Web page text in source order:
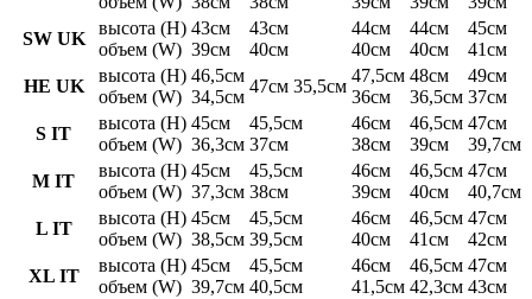
SW UK
высота (H)
объем (W)
43см
39см
43см
40см
44см
40см
44см
40см
45см
41см
HE UK
высота (H)
объем (W)
46,5см
34,5см
47см 35,5см
47,5см
36см
48см
36,5см
49см
37см
S IT
высота (H)
объем (W)
45см
36,3см
45,5см
37см
46см
38см
46,5см
39см
47см
39,7см
M IT
высота (H)
объем (W)
45см
37,3см
45,5см
38см
46см
39см
46,5см
40см
47см
40,7см
L IT
высота (H)
объем (W)
45см
38,5см
45,5см
39,5см
46см
40см
46,5см
41см
47см
42см
XL IT
высота (H)
объем (W)
45см
39,7см
45,5см
40,5см
46см
41,5см
46,5см
42,3см
47см
43см